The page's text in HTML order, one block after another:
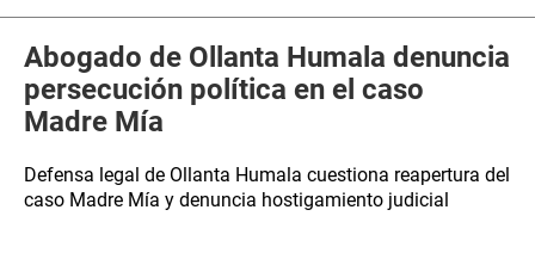
Abogado de Ollanta Humala denuncia
persecución política en el caso
Madre Mía
Defensa legal de Ollanta Humala cuestiona reapertura del
caso Madre Mía y denuncia hostigamiento judicial